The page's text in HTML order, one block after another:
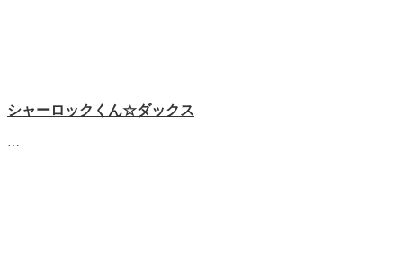
シャーロックくん☆ダックス